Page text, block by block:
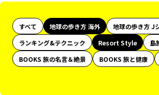
すべて 地球の歩き方 海外 地球の歩き方 J
ランキング&テクニック
Resort Style 島
BOOKS 旅の名言＆絶景
BOOKS 旅と健康